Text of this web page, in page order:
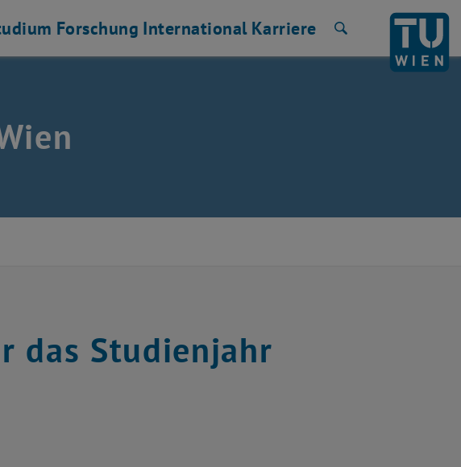
Forschung International Karriere
das Studienjahr